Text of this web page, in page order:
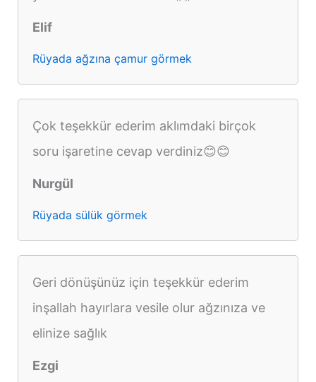
Elif
Rüyada ağzına çamur görmek
Çok teşekkür ederim aklımdaki birçok
soru işaretine cevap verdiniz😊😊
Nurgül
Rüyada sülük görmek
Geri dönüşünüz için teşekkür ederim
inşallah hayırlara vesile olur ağzınıza ve
elinize sağlık
Ezgi